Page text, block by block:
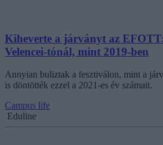
Kiheverte a járványt az
Velencei-tónál, mint 2019-ben
Annyian buliztak a fesztiválon, mint a
is döntötték ezzel a 2021-es év számait.
Campus life
Eduline